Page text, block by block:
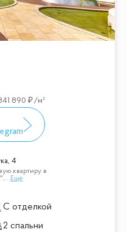
890 /м²
4
квартиру в
... Ещё
С отделкой
2 спальни